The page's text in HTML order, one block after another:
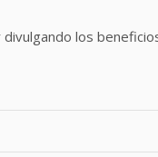
los